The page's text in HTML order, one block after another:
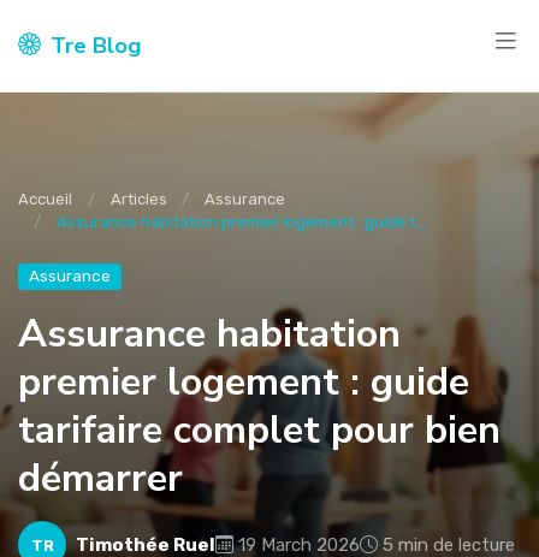
Tre Blog
Accueil Articles
Assurance
Assurance habitation premier logement : guide t...
Assurance
Assurance habitation
premier logement : guide
tarifaire complet pour bien
démarrer
TR Timothée Ruel 19 March 2026 5 min de lecture